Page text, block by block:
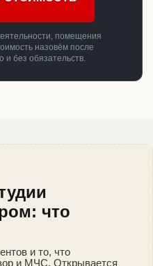
помещения
назовём после
и без обязательств.
что
и то, что
и МЧС. Открывается